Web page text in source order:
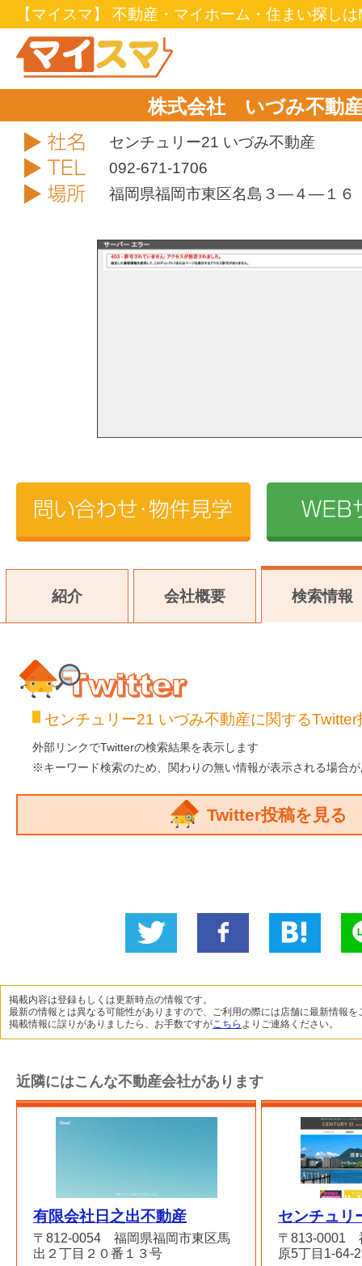
【マイスマ】 不動産・マイホーム・住まい探し
株式会社 いづみ不動
社名センチュリー21 いづみ不動産
TEL092-671-1706
住所福岡県福岡市東区名島３―４―１６
紹介 会社概要 検索情報
Twitter
センチュリー21 いづみ不動産に関するTwitter
外部リンクでTwitterの検索結果を表示します
※キーワード検索のため、関わりの無い情報が表示される場合
Twitter投稿を見る
に投稿
ね！
掲載内容は登録もしくは更新時点の情報です。
最新の情報とは異なる可能性がありますので、ご利用の際には店舗に最新情報を
掲載情報に誤りがありましたら、お手数ですがこちら よりご連絡ください。
近隣にはこんな不動産会社があります
有限会社日之出不動産
〒812-0054 福岡県福岡市東区馬
出２丁目２０番１３号
センチュ
〒813-0001
原5丁目1-64-2